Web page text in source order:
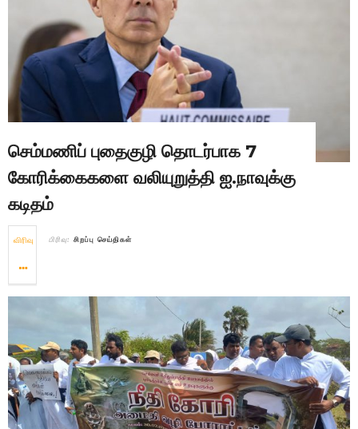
செம்மணிப் புதைகுழி தொடர்பாக 7
கோரிக்கைகளை வலியுறுத்தி ஐ.நாவுக்கு
கடிதம்
விரிவு பிரிவு: சிறப்பு செய்திகள்